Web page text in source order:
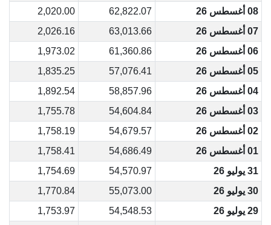
08 أغسطس 26
62,822.07
2,020.00
07 أغسطس 26
63,013.66
2,026.16
06 أغسطس 26
61,360.86
1,973.02
05 أغسطس 26
57,076.41
1,835.25
04 أغسطس 26
58,857.96
1,892.54
03 أغسطس 26
54,604.84
1,755.78
02 أغسطس 26
54,679.57
1,758.19
01 أغسطس 26
54,686.49
1,758.41
31 يوليو 26
54,570.97
1,754.69
30 يوليو 26
55,073.00
1,770.84
29 يوليو 26
54,548.53
1,753.97